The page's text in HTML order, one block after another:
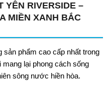
YÊN RIVERSIDE –
MIỀN XANH BẮC
sản phẩm cao cấp nhất trong
lại phong cách sống
sông nước hiền hòa.